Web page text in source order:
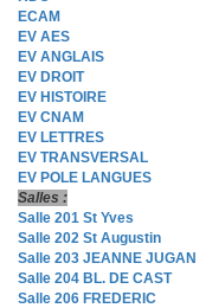
ECAM
EV AES
EV ANGLAIS
EV DROIT
EV HISTOIRE
EV CNAM
EV LETTRES
EV TRANSVERSAL
EV POLE LANGUES
Salles :
Salle 201 St Yves
Salle 202 St Augustin
Salle 203 JEANNE JUGAN
Salle 204 BL. DE CAST
Salle 206 FREDERIC